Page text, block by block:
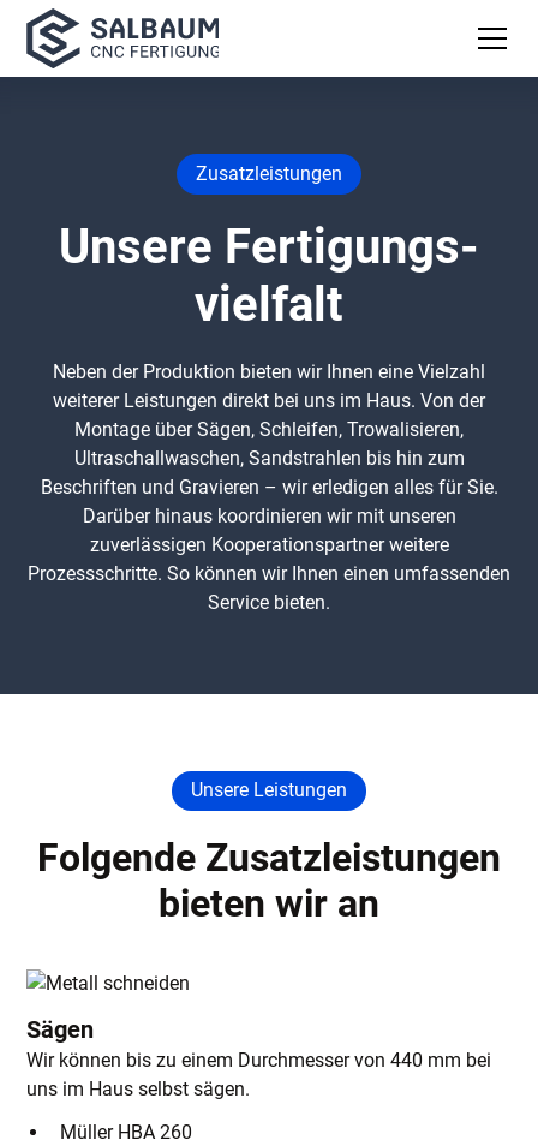
Zusatzleistungen
Unsere Fertigungs­
vielfalt
Neben der Produktion bieten wir Ihnen eine Vielzahl
weiterer Leistungen direkt bei uns im Haus. Von der
Montage über Sägen, Schleifen, Trowalisieren,
Ultraschallwaschen, Sandstrahlen bis hin zum
Beschriften und Gravieren – wir erledigen alles für Sie.
Darüber hinaus koordinieren wir mit unseren
zuverlässigen Kooperationspartner weitere
Prozessschritte. So können wir Ihnen einen umfassenden
Service bieten.
Unsere Leistungen
Folgende Zusatzleistungen
bieten wir an
Sägen
Wir können bis zu einem Durchmesser von 440 mm bei
uns im Haus selbst sägen.
Müller HBA 260